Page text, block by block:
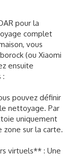
pour la
complet
vous
(ou Xiaomi
ensuite
:
pouvez définir
nettoyage. Par
uniquement
sur la carte.
virtuels** : Une